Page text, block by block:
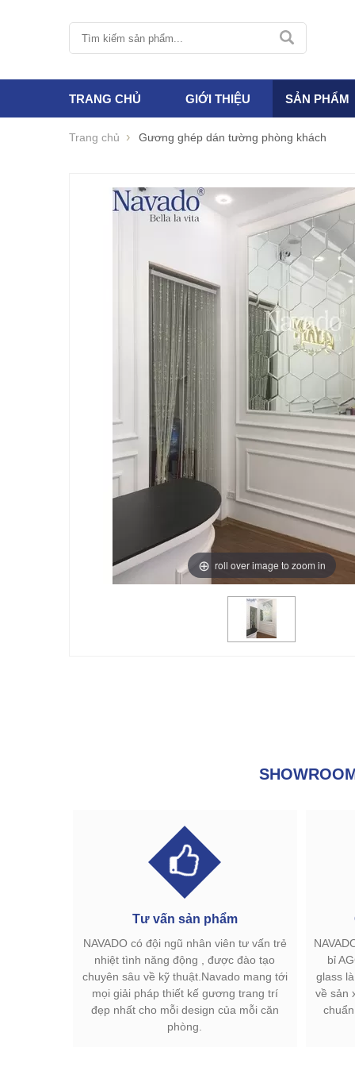
TRANG CHỦ GIỚI THIỆU SẢN PHẨM
Trang chủ Gương ghép dán tường phòng khách
roll over image to zoom in
Tư vấn sản phẩm
NAVADO có đội ngũ nhân viên tư vấn trẻ
nhiệt tình năng động , được đào tạo
chuyên sâu về kỹ thuật.Navado mang tới
mọi giải pháp thiết kế gương trang trí
đẹp nhất cho mỗi design của mỗi căn
phòng.
bỉ
glass
về sản